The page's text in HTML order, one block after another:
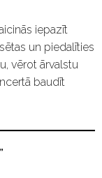
iepazīt
un piedalīties
vērot ārvalstu
baudīt